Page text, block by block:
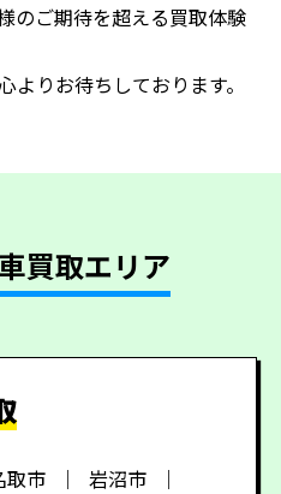
のご期待を超える買取体験
りお待ちしております。
買取エリア
取市
岩沼市